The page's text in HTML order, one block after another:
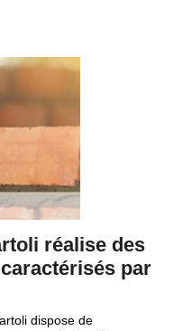
réalise des
par
dispose de